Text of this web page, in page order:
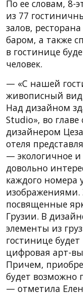
По ее словам, 8-
из 77
залов,
баром, а также
в гостинице
человек.
— «С нашей
живописный вид
Над дизайном
Studio», во
дизайнером
отеля
— экологичное и
довольно
каждого
изображениями.
посвященные
Грузии. В
элементы из
гостинице
цифровая арт-
Причем,
будет возможно
— отметила